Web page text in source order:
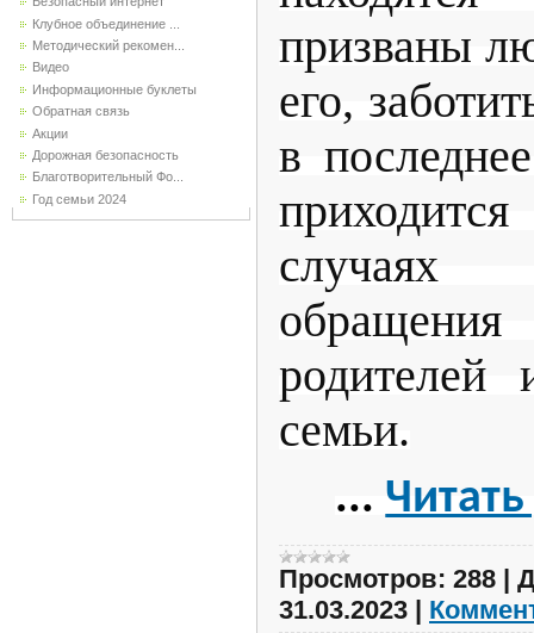
Клубное объединение ...
Методический рекомен...
Видео
Информационные буклеты
Обратная связь
Акции
Дорожная безопасность
Благотворительный Фо...
Год семьи 2024
призваны
его,
в
родителей
семьи.
...
Просмотров: 288 |
31.03.2023 |